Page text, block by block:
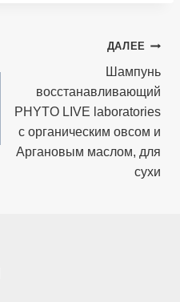
ДАЛЕЕ
Шампунь
восстанавливающий
PHYTO LIVE laboratories
с органическим овсом и
Аргановым маслом, для
сухи